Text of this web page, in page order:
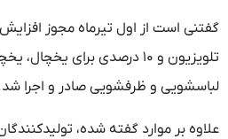
تلویزیون و ۱۰ درصدی برای
لباسشویی و ظرفشویی صادر و اجرا
علاوه بر موارد گفته شده،